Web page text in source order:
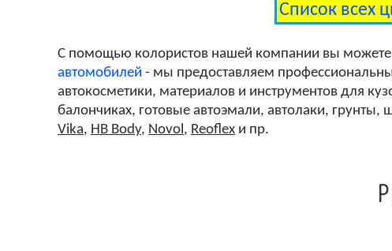
Список всех
С помощью колористов нашей компании вы можете
автомобилей - мы предоставляем
автокосметики, материалов и инструментов для
балончиках, готовые автоэмали, автолаки, грунты,
Vika, HB Body, Novol, Reoflexи пр.